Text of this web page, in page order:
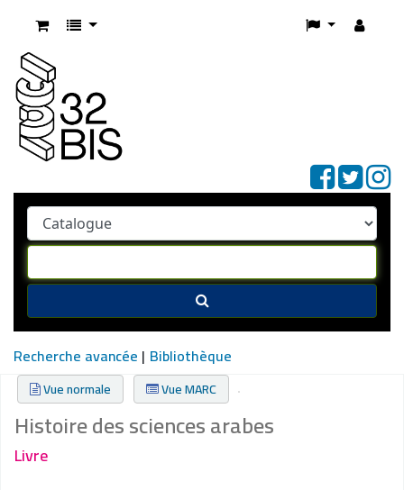
Recherche avancée Bibliothèque
Vue normale Vue MARC
Histoire des sciences arabes
Livre